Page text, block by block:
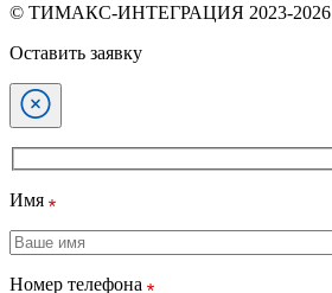
© ТИМАКС-ИНТЕГРАЦИЯ 2023-2026
Оставить заявку
Имя
Номер телефона